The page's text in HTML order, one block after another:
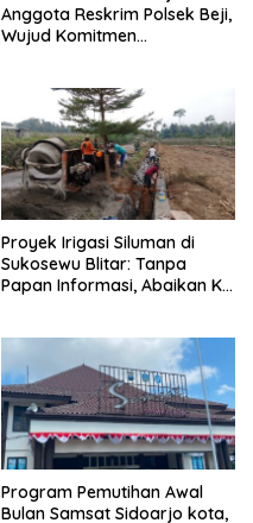
Anggota Reskrim Polsek Beji,
Wujud Komitmen
Proyek Irigasi Siluman di
Sukosewu Blitar: Tanpa
Papan Informasi, Abaikan K3,
Program Pemutihan Awal
Bulan Samsat Sidoarjo kota,